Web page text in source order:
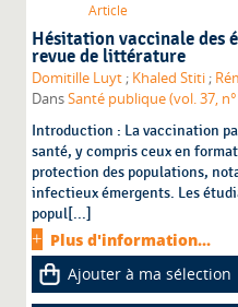
Article
Hésitation vaccinale des
revue de littérature
Domitille Luyt ; Khaled Stiti ;
DansSanté publique (vol. 37,
Introduction : La vaccination
santé, y compris ceux en
protection des populations,
infectieux émergents. Les
popul[...]
Plus d'information...
Ajouter à ma sélection